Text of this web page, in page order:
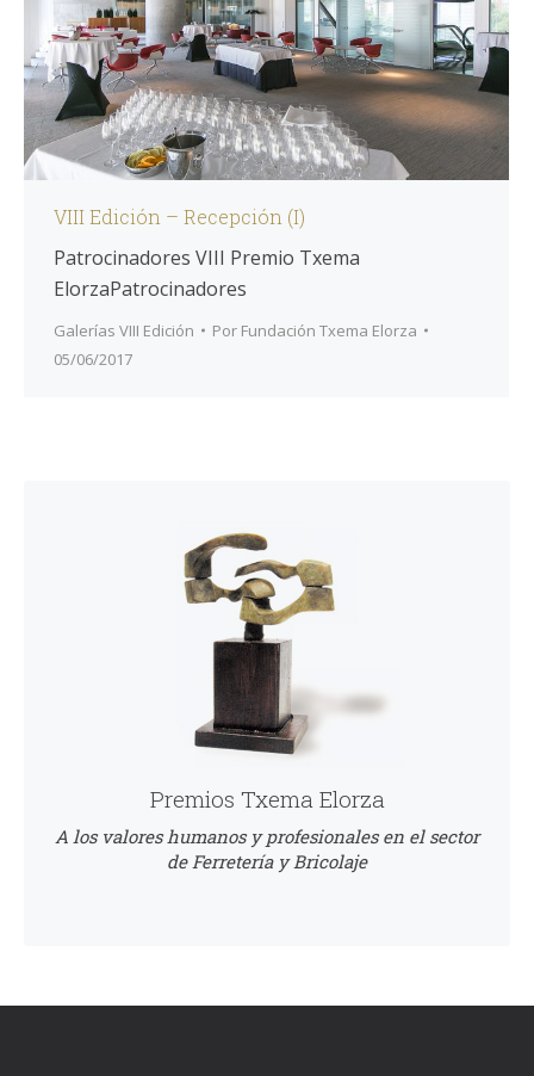
VIII Edición – Recepción (I)
Patrocinadores VIII Premio Txema
ElorzaPatrocinadores
Galerías VIII Edición Por Fundación Txema Elorza
05/06/2017
Premios Txema Elorza
A los valores humanos y profesionales en el sector
de Ferretería y Bricolaje